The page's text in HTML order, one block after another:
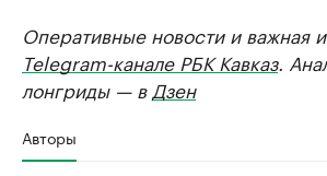
Оперативные новости и важная
Telegram-канале РБК Кавказ.
лонгриды — в Дзен
Авторы